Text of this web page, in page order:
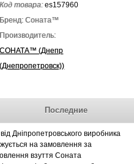
Код товара:es157960
Бренд: Соната™
Производитель:
СОНАТА™ (Днепр
(Днепропетровск))
Последние
Дніпропетровського виробника
на замовлення за
взуття Соната